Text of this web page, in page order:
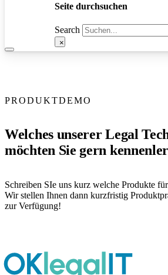
Seite durchsuchen
Search
×
PRODUKTDEMO
Welches unserer Legal
möchten Sie gern
Schreiben SIe uns kurz welche Produkte
Wir stellen Ihnen dann kurzfristig
zur Verfügung!